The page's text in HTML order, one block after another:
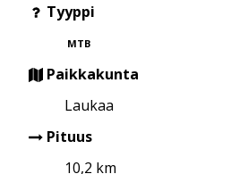
Tyyppi
MTB
Paikkakunta
Laukaa
Pituus
10,2 km